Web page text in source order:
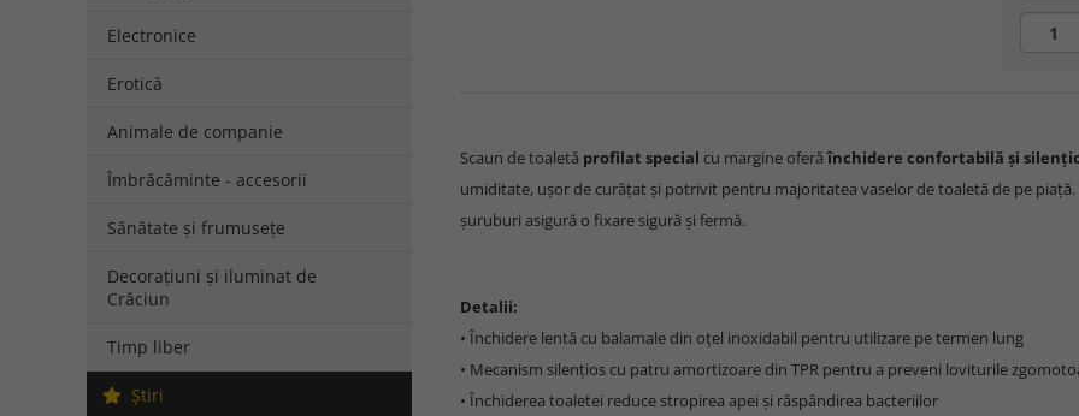
Electronice
Erotică
Animale de companie
Îmbrăcăminte - accesorii
Sănătate și frumusețe
Decorațiuni și iluminat de
Crăciun
Timp liber
Ştiri
Scaun de toaletă profilat special cu margine oferăînchidere confortabilă și
umiditate, ușor de curățat și potrivit pentru majoritatea vaselor de toaletă de pe piață.
șuruburi asigură o fixare sigură și fermă.
Detalii:
• Închidere lentă cu balamale din oțel inoxidabil pentru utilizare pe termen lung
• Mecanism silențios cu patru amortizoare din TPR pentru a preveni loviturile
• Închiderea toaletei reduce stropirea apei și răspândirea bacteriilor